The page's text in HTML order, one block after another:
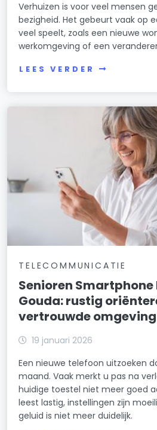
Verhuizen is voor veel mensen
bezigheid. Het gebeurt vaak op
veel speelt, zoals een nieuwe
werkomgeving of een
LEES VERDER
TELECOMMUNICATIE
Senioren Smartphone
Gouda: rustig
vertrouwde omgeving
19 januari 2026
Een nieuwe telefoon uitzoeken
maand. Vaak merkt u pas na
huidige toestel niet meer goed
leest lastig, instellingen zijn
geluid is niet meer duidelijk.